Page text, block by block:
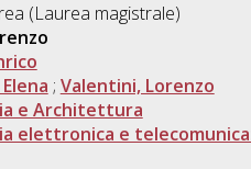
(Laurea magistrale)
; Valentini, Lorenzo
e Architettura
elettronica e